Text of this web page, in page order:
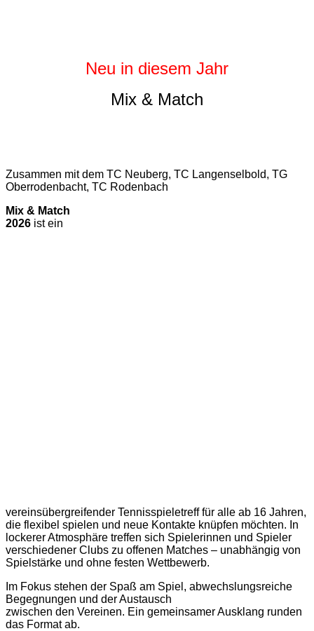
Neu in diesem Jahr
Mix & Match
Zusammen mit dem TC Neuberg, TC Langenselbold, TG
Oberrodenbacht, TC Rodenbach
Mix & Match
2026 ist ein
vereinsübergreifender Tennisspieletreff für alle ab 16 Jahren,
die flexibel spielen und neue Kontakte knüpfen möchten. In
lockerer Atmosphäre treffen sich Spielerinnen und Spieler
verschiedener Clubs zu offenen Matches – unabhängig von
Spielstärke und ohne festen Wettbewerb.
Im Fokus stehen der Spaß am Spiel, abwechslungsreiche
Begegnungen und der Austausch
zwischen den Vereinen. Ein gemeinsamer Ausklang runden
das Format ab.